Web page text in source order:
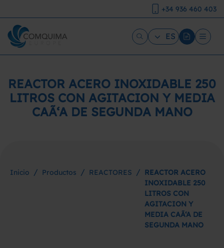
+34 936 460 403
ES
REACTOR ACERO INOXIDABLE 250
LITROS CON AGITACION Y MEDIA
CAÃ‘A DE SEGUNDA MANO
Inicio / Productos / REACTORES / REACTOR ACERO
INOXIDABLE 250
LITROS CON
AGITACION Y
MEDIA CAÃ‘A DE
SEGUNDA MANO